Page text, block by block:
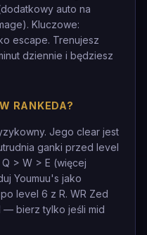
auto na
Kluczowe:
escape. Trenujesz
dziennie i będziesz
RANKEDA?
Jego clear jest
ganki przed level
> W > E (więcej
Youmuu's jako
level 6 z R. WR Zed
— bierz tylko jeśli mid